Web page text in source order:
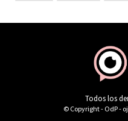
Todos los
© Copyright - OdP -